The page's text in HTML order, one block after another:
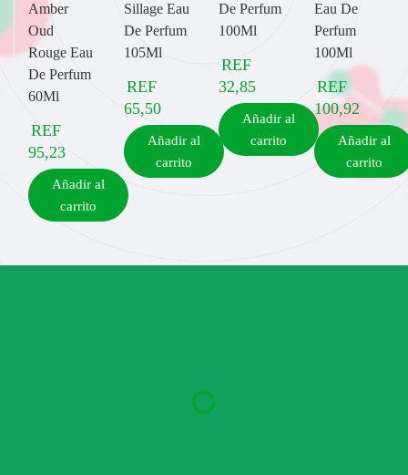
Amber
Oud
Rouge Eau
De Perfum
60Ml
REF
95,23
Añadir al
carrito
Sillage Eau
De Perfum
105Ml
REF
65,50
Añadir al
carrito
De Perfum
100Ml
REF
32,85
Añadir al
carrito
Eau De
Perfum
100Ml
REF
100,92
Añadir al
carrito